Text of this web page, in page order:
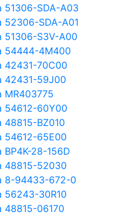
51306-SDA-A03
52306-SDA-A01
51306-S3V-A00
54444-4M400
42431-70С00
42431-59J00
MR403775
54612-60Y00
48815-BZ010
54612-65Е00
BP4K-28-156D
48815-52030
8-94433-672-0
56243-30R10
48815-06170